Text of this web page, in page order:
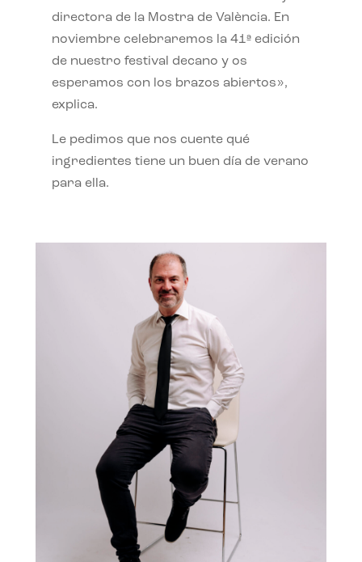
directora de la Mostra de València. En
noviembre celebraremos la 41ª edición
de nuestro festival decano y os
esperamos con los brazos abiertos»,
explica.
Le pedimos que nos cuente qué
ingredientes tiene un buen día de verano
para ella.